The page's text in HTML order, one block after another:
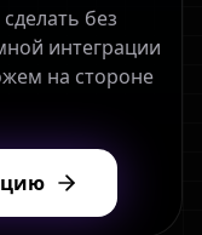
без
интеграции
на стороне